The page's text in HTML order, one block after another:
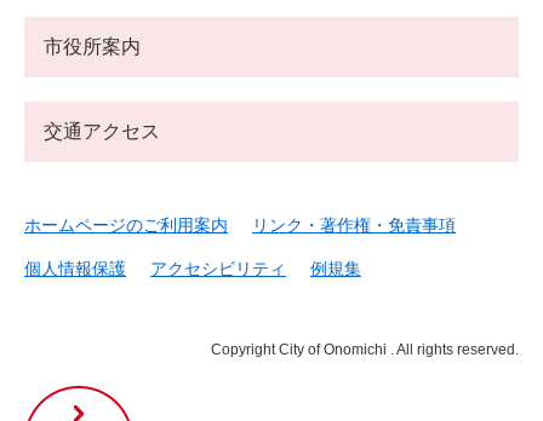
尾
市役所案内
交通アクセス
ホームページのご利用案内 リンク・著作権・免責事項
個人情報保護 アクセシビリティ 例規集
Copyright City of Onomichi . All rights reserved.